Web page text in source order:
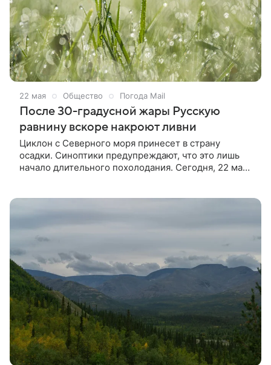
22 мая Общество Погода Mail
После 30-градусной жары Русскую
равнину вскоре накроют ливни
Циклон с Северного моря принесет в страну
осадки. Синоптики предупреждают, что это лишь
начало длительного похолодания. Сегодня, 22 мая,
районах Москвы и Подмосковья прошли грозы с
дождем. Об этом сообщили в издании
«Метеовести».